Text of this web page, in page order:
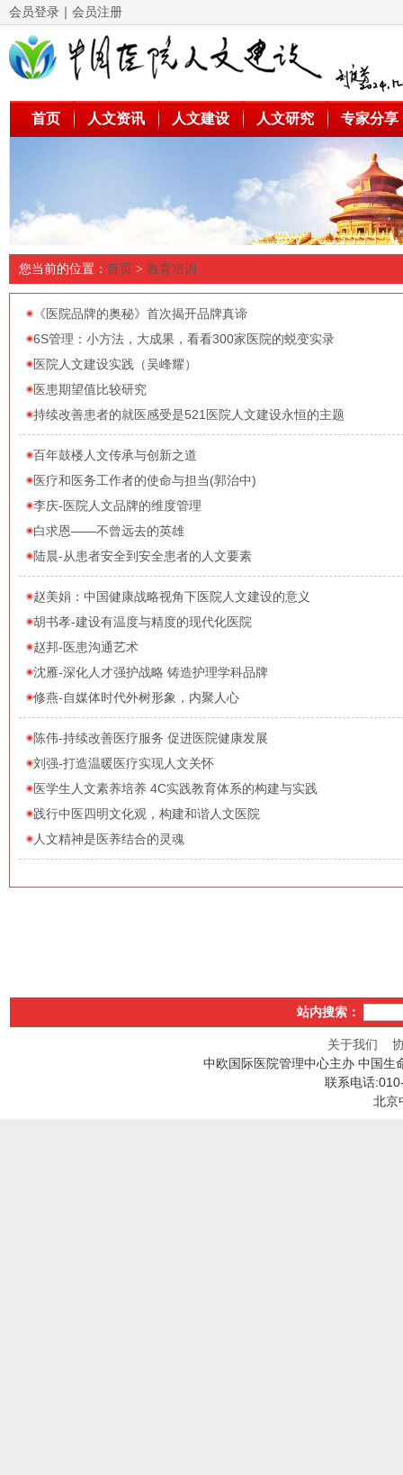
会员登录 ｜ 会员注册
首页 人文资讯 人文建设 人文研究 专家分享
您当前的位置： 首页 > 教育培训
《医院品牌的奥秘》首次揭开品牌真谛
6S管理：小方法，大成果，看看300家医院的蜕变实录
医院人文建设实践（吴峰耀）
医患期望值比较研究
持续改善患者的就医感受是521医院人文建设永恒的主题
百年鼓楼人文传承与创新之道
医疗和医务工作者的使命与担当(郭治中)
李庆-医院人文品牌的维度管理
白求恩――不曾远去的英雄
陆晨-从患者安全到安全患者的人文要素
赵美娟：中国健康战略视角下医院人文建设的意义
胡书孝-建设有温度与精度的现代化医院
赵邦-医患沟通艺术
沈雁-深化人才强护战略 铸造护理学科品牌
修燕-自媒体时代外树形象，内聚人心
陈伟-持续改善医疗服务 促进医院健康发展
刘强-打造温暖医疗实现人文关怀
医学生人文素养培养 4C实践教育体系的构建与实践
践行中医四明文化观，构建和谐人文医院
人文精神是医养结合的灵魂
站内搜索：
关于我们
中欧国际医院管理中心主办 中国生
联系电话
北京